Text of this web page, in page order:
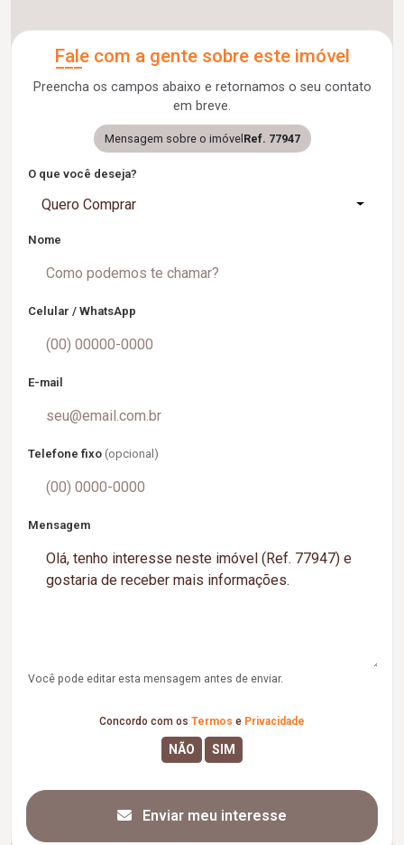
Fale com a gente sobre este imóvel
Preencha os campos abaixo e retornamos o seu contato
em breve.
Mensagem sobre o imóvelRef. 77947
O que você deseja?
Quero Comprar
Nome
Celular / WhatsApp
E-mail
Telefone fixo (opcional)
Mensagem
Você pode editar esta mensagem antes de enviar.
Concordo com os Termos e Privacidade
Enviar meu interesse